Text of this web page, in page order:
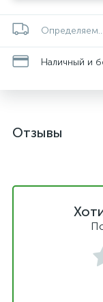
Определяем...
Наличный и
Отзывы